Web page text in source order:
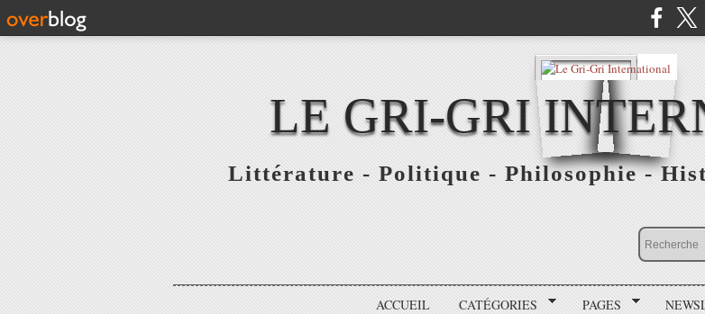
LE GRI-GRI
Littérature - Politique - Philosophie -
ACCUEIL CATÉGORIES PAGES